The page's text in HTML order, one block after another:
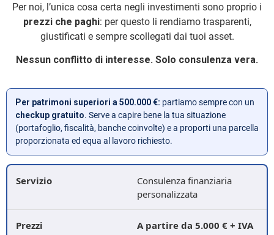
Per noi, l’unica cosa certa negli investimenti sono proprio i
prezzi che paghi: per questo li rendiamo trasparenti,
giustificati e sempre scollegati dai tuoi asset.
Nessun conflitto di interesse. Solo consulenza vera.
Per patrimoni superiori a 500.000 €: partiamo sempre con un
checkup gratuito. Serve a capire bene la tua situazione
(portafoglio, fiscalità, banche coinvolte) e a proporti una parcella
proporzionata ed equa al lavoro richiesto.
Consulenza finanziaria
personalizzata
A partire da 5.000 € + IVA